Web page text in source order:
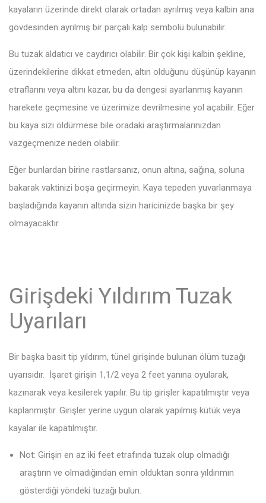
kayaların üzerinde direkt olarak ortadan ayrılmış veya kalbin ana
gövdesinden ayrılmış bir parçalı kalp sembolü bulunabilir.
Bu tuzak aldatıcı ve caydırıcı olabilir. Bir çok kişi kalbin şekline,
üzerindekilerine dikkat etmeden, altın olduğunu düşünüp kayanın
etraflarını veya altını kazar, bu da dengesi ayarlanmış kayanın
harekete geçmesine ve üzerimize devrilmesine yol açabilir. Eğer
bu kaya sizi öldürmese bile oradaki araştırmalarınızdan
vazgeçmenize neden olabilir.
Eğer bunlardan birine rastlarsanız, onun altına, sağına, soluna
bakarak vaktinizi boşa geçirmeyin. Kaya tepeden yuvarlanmaya
başladığında kayanın altında sizin haricinizde başka bir şey
olmayacaktır.
Girişdeki Yıldırım Tuzak
Uyarıları
Bir başka basit tip yıldırım, tünel girişinde bulunan ölüm tuzağı
uyarısıdır. İşaret girişin 1,1/2 veya 2 feet yanına oyularak,
kazınarak veya kesilerek yapılır. Bu tip girişler kapatılmıştır veya
kaplanmıştır. Girişler yerine uygun olarak yapılmış kütük veya
kayalar ile kapatılmıştır.
Not: Girişin en az iki feet etrafında tuzak olup olmadığı
araştırın ve olmadığından emin olduktan sonra yıldırımın
gösterdiği yöndeki tuzağı bulun.